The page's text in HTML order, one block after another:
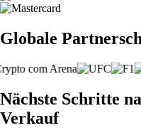
Globale
Nächste Schritte
Verkauf